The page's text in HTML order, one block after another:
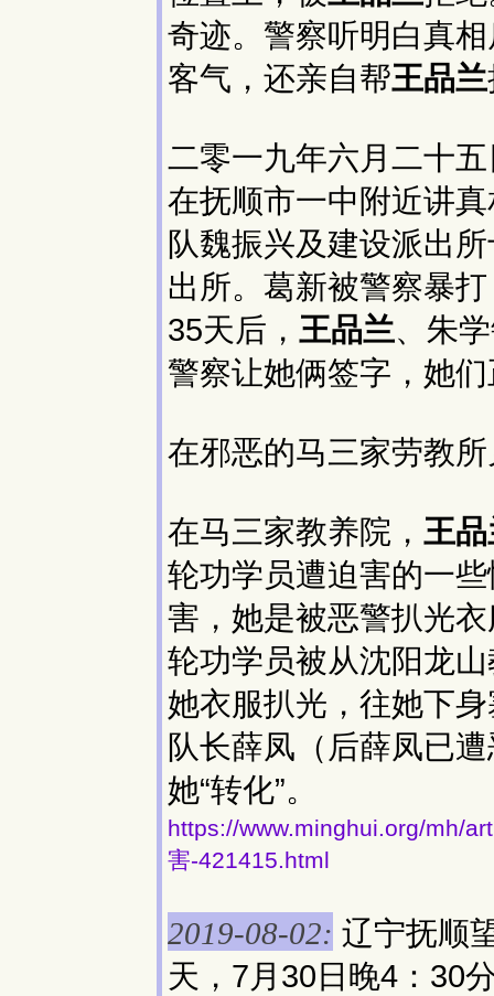
奇迹。警察听明白真
客气，还亲自帮王品兰
二零一九年六月二十
在抚顺市一中附近讲
队魏振兴及建设派出
出所。葛新被警察暴
35天后， 王品兰、朱
警察让她俩签字，她
在邪恶的马三家劳教
在马三家教养院， 王
轮功学员遭迫害的一
害，她是被恶警扒光
轮功学员被从沈阳龙
她衣服扒光，往她下
队长薛凤（后薛凤已
她“转化”。
https://www.minghui.org/mh/
害-421415.html
2019-08-02: 辽宁抚顺
天，7月30日晚4：30